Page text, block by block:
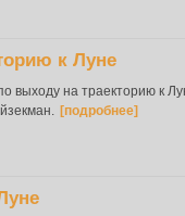
к Луне
выходу на траекторию к
[подробнее]